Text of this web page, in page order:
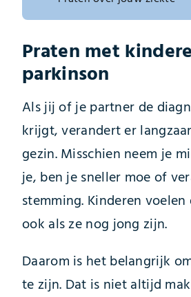
Praten met
parkinson
Als jij of je partner de
krijgt, verandert er
gezin. Misschien neem je
je, ben je sneller moe of
stemming. Kinderen
ook als ze nog jong zijn.
Daarom is het belangrijk
te zijn. Dat is niet altijd